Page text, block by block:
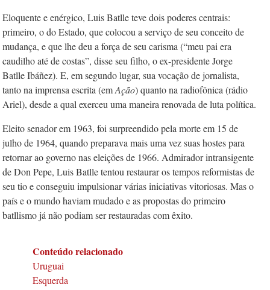
Eloquente e enérgico, Luis Batlle teve dois poderes centrais:
primeiro, o do Estado, que colocou a serviço de seu conceito de
mudança, e que lhe deu a força de seu carisma (“meu pai era
caudilho até de costas”, disse seu filho, o ex-presidente Jorge
Batlle Ibáñez). E, em segundo lugar, sua vocação de jornalista,
tanto na imprensa escrita (emAção) quanto na radiofônica (rádio
Ariel), desde a qual exerceu uma maneira renovada de luta política.
Eleito senador em 1963, foi surpreendido pela morte em 15 de
julho de 1964, quando preparava mais uma vez suas hostes para
retornar ao governo nas eleições de 1966. Admirador intransigente
de Don Pepe, Luis Batlle tentou restaurar os tempos reformistas de
seu tio e conseguiu impulsionar várias iniciativas vitoriosas. Mas o
país e o mundo haviam mudado e as propostas do primeiro
batllismo já não podiam ser restauradas com êxito.
Conteúdo relacionado
Uruguai
Esquerda